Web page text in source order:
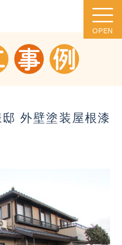
外壁塗装屋根漆